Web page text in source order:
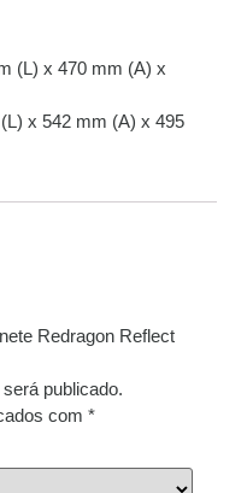
(L) x 470 mm (A) x
x 542 mm (A) x 495
Redragon Reflect
publicado.
com *